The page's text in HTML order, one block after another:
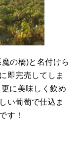
の橋)と名付けら
即完売してしま
に美味しく飲め
い葡萄で仕込ま
す！